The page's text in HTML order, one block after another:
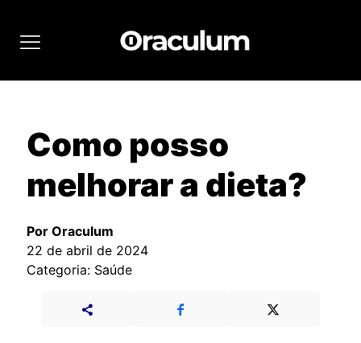
Como posso
melhorar a dieta?
Por Oraculum
22 de abril de 2024
Categoria: Saúde